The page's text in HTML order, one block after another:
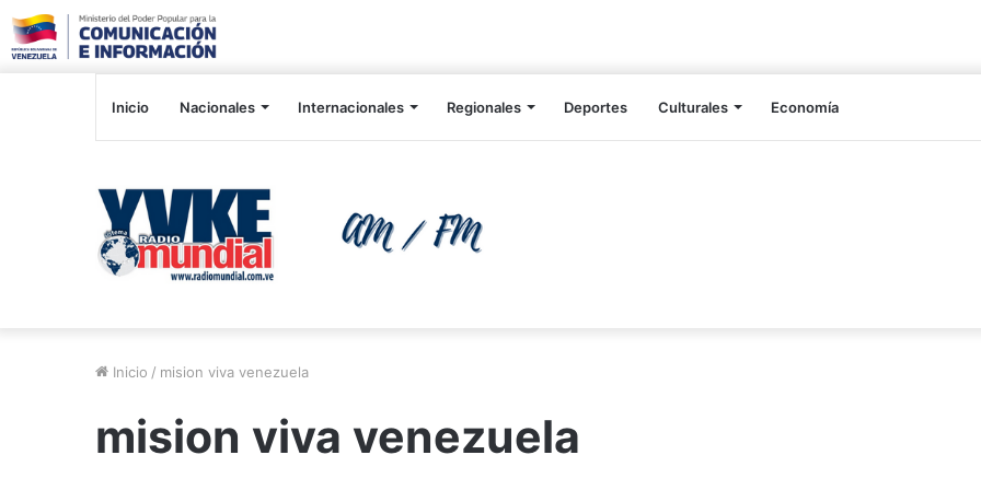
Inicio Nacionales Internacionales Regionales Deportes Culturales Economía
Inicio / mision viva venezuela
mision viva venezuela